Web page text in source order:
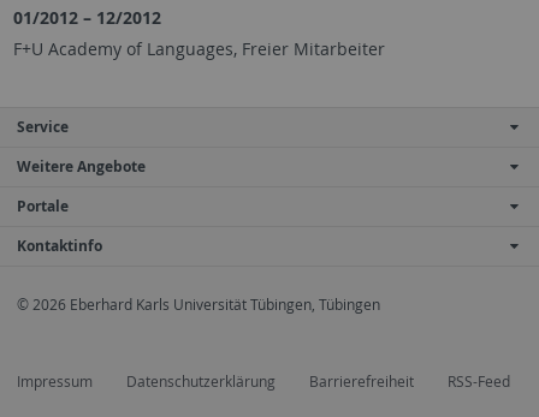
01/2012 – 12/2012
F+U Academy of Languages, Freier Mitarbeiter
Service
Weitere Angebote
Portale
Kontaktinfo
© 2026 Eberhard Karls Universität Tübingen, Tübingen
Impressum Datenschutzerklärung Barrierefreiheit RSS-Feed